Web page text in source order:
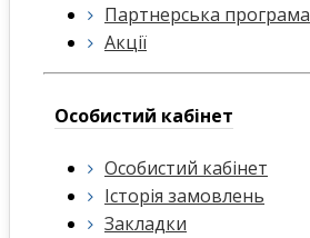
Партнерська програма
Акції
Особистий кабінет
Особистий кабінет
Історія замовлень
Закладки